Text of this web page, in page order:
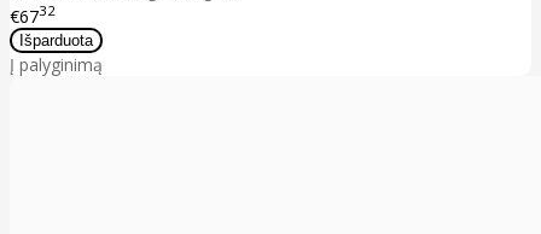
€6732
Į palyginimą